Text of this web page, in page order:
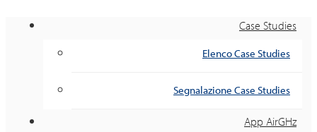
Case Studies
Elenco Case Studies
Segnalazione Case Studies
App AirGHz